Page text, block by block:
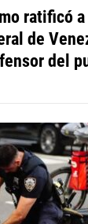
ratificó
de
del